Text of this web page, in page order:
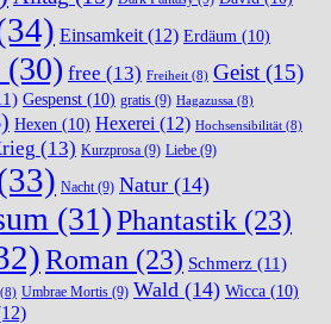
Einsamkeit (12) Erdäum (10)
(30) free (13) Freiheit (8) Geist (15)
Gespenst (10) gratis (9) Hagazussa (8)
Hexen (10) Hexerei (12) Hochsensibilität (8)
(13) Kurzprosa (9) Liebe (9)
Nacht(9) Natur (14)
(31)Phantastik (23)
Roman (23) Schmerz (11)
(8) Umbrae Mortis (9) Wald (14) Wicca (10)